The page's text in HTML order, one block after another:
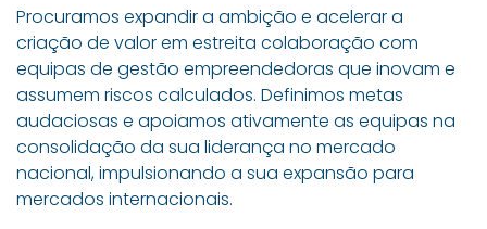
Procuramos expandir a ambição e acelerar a
criação de valor em estreita colaboração com
equipas de gestão empreendedoras que inovam e
assumem riscos calculados. Definimos metas
audaciosas e apoiamos ativamente as equipas na
consolidação da sua liderança no mercado
nacional, impulsionando a sua expansão para
mercados internacionais.